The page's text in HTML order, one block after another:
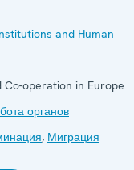
and Human
operation in Europe
органов
, Миграция